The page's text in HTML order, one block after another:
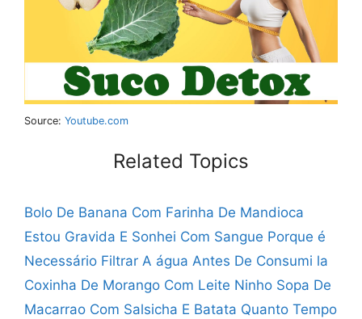
Source: Youtube.com
Related Topics
Bolo De Banana Com Farinha De Mandioca
Estou Gravida E Sonhei Com Sangue Porque é
Necessário Filtrar A água Antes De Consumi la
Coxinha De Morango Com Leite Ninho Sopa De
Macarrao Com Salsicha E Batata Quanto Tempo